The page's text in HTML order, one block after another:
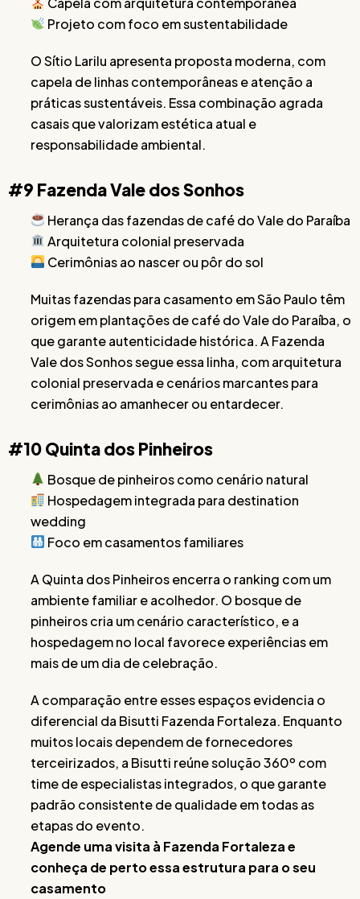
Projeto com foco em sustentabilidade
O Sítio Larilu apresenta proposta moderna, com
capela de linhas contemporâneas e atenção a
práticas sustentáveis. Essa combinação agrada
casais que valorizam estética atual e
responsabilidade ambiental.
#9 Fazenda Vale dos Sonhos
Herança das fazendas de café do Vale do Paraíba
Arquitetura colonial preservada
Cerimônias ao nascer ou pôr do sol
Muitas fazendas para casamento em São Paulo têm
origem em plantações de café do Vale do Paraíba, o
que garante autenticidade histórica. A Fazenda
Vale dos Sonhos segue essa linha, com arquitetura
colonial preservada e cenários marcantes para
cerimônias ao amanhecer ou entardecer.
#10 Quinta dos Pinheiros
Bosque de pinheiros como cenário natural
Hospedagem integrada para destination
wedding
Foco em casamentos familiares
A Quinta dos Pinheiros encerra o ranking com um
ambiente familiar e acolhedor. O bosque de
pinheiros cria um cenário característico, e a
hospedagem no local favorece experiências em
mais de um dia de celebração.
A comparação entre esses espaços evidencia o
diferencial da Bisutti Fazenda Fortaleza. Enquanto
muitos locais dependem de fornecedores
terceirizados, a Bisutti reúne solução 360º com
time de especialistas integrados, o que garante
padrão consistente de qualidade em todas as
etapas do evento.
Agende uma visita à Fazenda Fortaleza e
conheça de perto essa estrutura para o seu
casamento